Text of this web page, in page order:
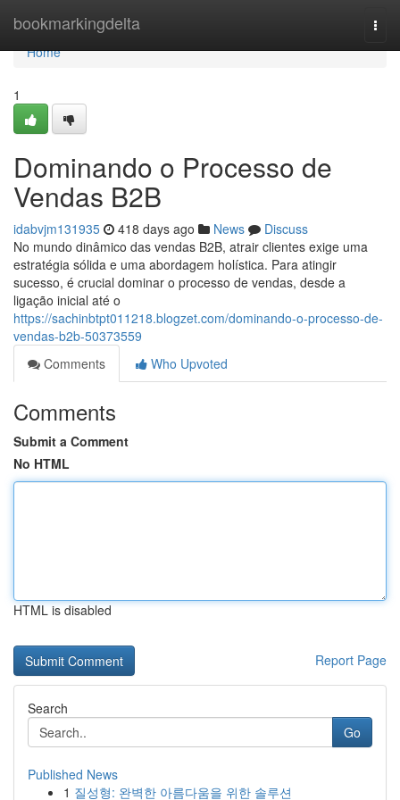
bookmarkingdelta
Home
Home
1
Dominando o Processo de
Vendas B2B
idabvjm131935 418 days ago News
Discuss
No mundo dinâmico das vendas B2B, atrair clientes exige uma
estratégia sólida e uma abordagem holística. Para atingir
sucesso, é crucial dominar o processo de vendas, desde a
ligação inicial até o
https://sachinbtpt011218.blogzet.com/dominando-o-processo-de-
vendas-b2b-50373559
Comments
Who Upvoted
Comments
Submit a Comment
No HTML
HTML is disabled
Report Page
Search
Go
Published News
1 질성형: 완벽한 아름다움을 위한 솔루션